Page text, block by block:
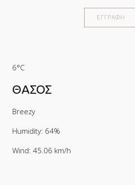
6°C
ΘΑΣΟΣ
Breezy
Humidity: 64%
Wind: 45.06 km/h